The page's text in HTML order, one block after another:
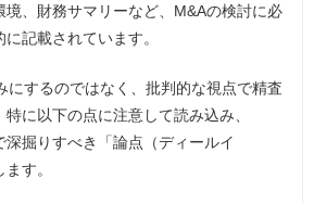
境、財務サマリーなど、M&Aの検討に必
記載されています。
にするのではなく、批判的な視点で精査
に以下の点に注意して読み込み、
掘りすべき「論点（ディールイ
す。